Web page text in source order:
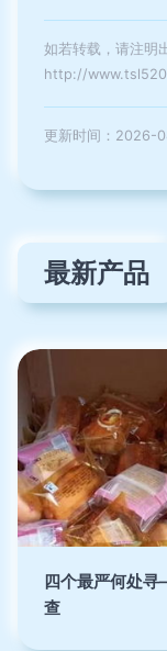
如若转载，请注明
http://
更新时间：2026-
最新产品
四个最严何处
查